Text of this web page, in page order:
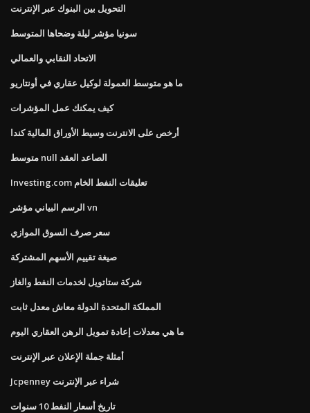
التحويل بين البنوك عبر الإنترنت
سونيا مؤشر ليلة وضحاها المتوسط
الاتحاد النقابي والعمالي
ما هو متوسط ​​العمولة لوكيل عقاري في أونتاريو
كيف يمكنك عمل المؤشرات
أرخص على الانترنت وسيط الأوراق المالية كندا
متوسط ​​null الصاعد العقد
Investing.com تعليقات النفط الخام
الرسم البياني مؤشر vn
سعر صرف السوق الموازي
صيغة تقييم الأسهم المشتركة
شركة ستاتويل لخدمات النفط والغاز
المملكة المتحدة الدولة معاش معدل ثابت
ما هي معدلات إعادة تمويل الرهن العقاري اليوم
أمثلة جملة الإعلان عبر الإنترنت
Jcpenney شراء عبر الإنترنت
تاريخ أسعار النفط 10 سنوات